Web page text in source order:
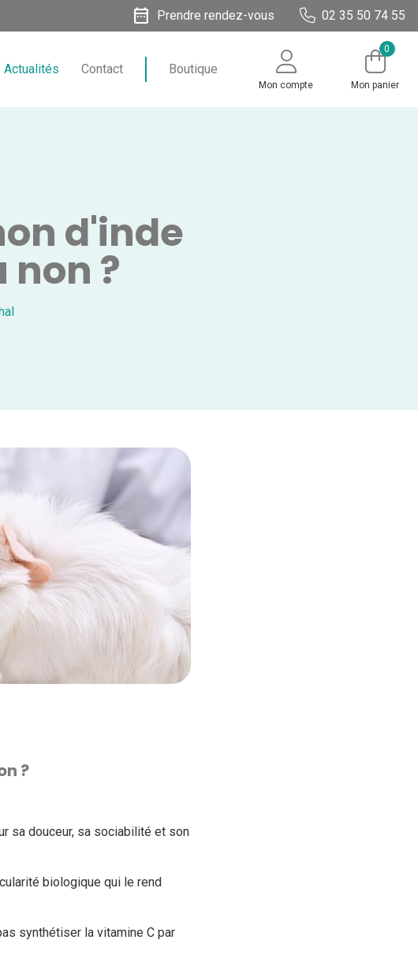
date_range Prendre rendez-vous 02 35 50 74 55
Actualités Contact Boutique
Mon compte
0
Mon panier
d'inde​
non ?
?
sa douceur, sa sociabilité et son
biologique qui le rend
synthétiser la vitamine C par